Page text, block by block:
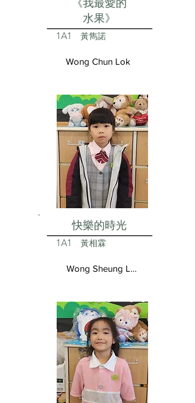
水果》
1A1 黃雋諾
Wong Chun Lok
快樂的時光
1A1 黃相霖
Wong Sheung Lam